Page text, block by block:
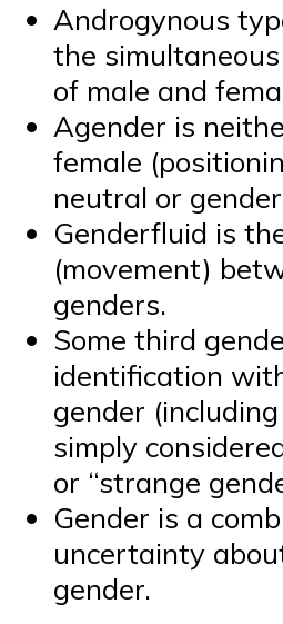
Androgynous
the
of male and
Agender is
female
neutral or
Genderfluid is
(movement)
genders.
Some third
identification
gender
simply
or “strange
Gender is a
uncertainty
gender.